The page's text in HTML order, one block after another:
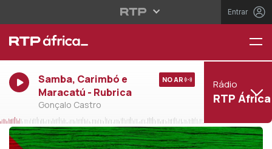
Entrar
Samba, Carimbó e
Maracatú - Rubrica
Gonçalo Castro
NO AR Rádio
RTP África